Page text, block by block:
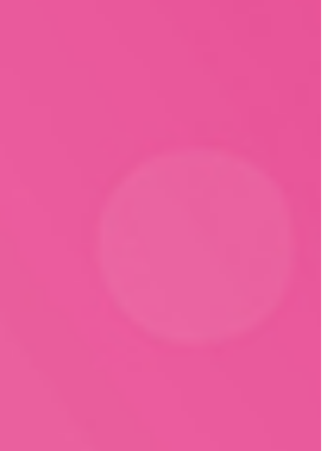
Betriebsstandort inmitten
kostenfreien
Bewerbungsunterlagen
Ihres
und unserer
Sie bitte (gerne auch
Helbig